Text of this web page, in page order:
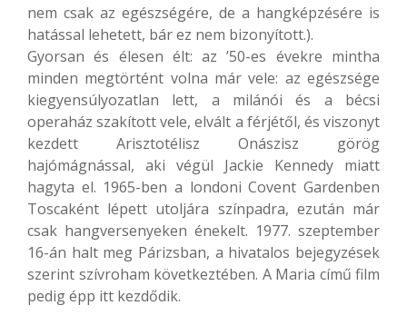
nem csak az egészségére, de a hangképzésére is
hatással lehetett, bár ez nem bizonyított.).
Gyorsan és élesen élt: az ’50-es évekre mintha
minden megtörtént volna már vele: az egészsége
kiegyensúlyozatlan lett, a milánói és a bécsi
operaház szakított vele, elvált a férjétől, és viszonyt
kezdett Arisztotélisz Onászisz görög
hajómágnással, aki végül Jackie Kennedy miatt
hagyta el. 1965-ben a londoni Covent Gardenben
Toscaként lépett utoljára színpadra, ezután már
csak hangversenyeken énekelt. 1977. szeptember
16-án halt meg Párizsban, a hivatalos bejegyzések
szerint szívroham következtében. A Maria című film
pedig épp itt kezdődik.